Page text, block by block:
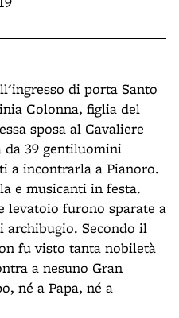
di porta Santo
Colonna, figlia del
sposa al Cavaliere
da 39 gentiluomini
a incontrarla a Pianoro.
e musicanti in festa.
levatoio furono sparate a
archibugio. Secondo il
fu visto tanta nobiletà
a nesuno Gran
né a Papa, né a